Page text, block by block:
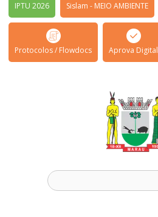
IPTU 2026 Sislam - MEIO AMBIENTE
Protocolos / Flowdocs Aprova Digital